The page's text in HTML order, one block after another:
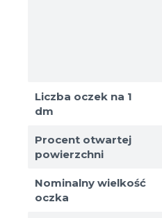
Liczba oczek na 1
dm
Procent otwartej
powierzchni
Nominalny wielkość
oczka